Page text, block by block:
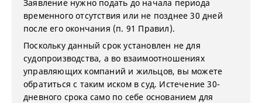
Заявление нужно подать до начала периода
временного отсутствия или не позднее 30 дней
после его окончания (п. 91 Правил).
Поскольку данный срок установлен не для
судопроизводства, а во взаимоотношениях
управляющих компаний и жильцов, вы можете
обратиться с таким иском в суд. Истечение 30-
дневного срока само по себе основанием для